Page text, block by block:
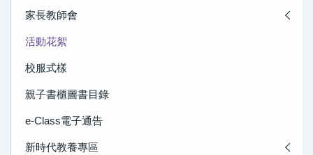
家長教師會
活動花絮
校服式樣
親子書櫃圖書目錄
e-Class電子通告
新時代教養專區